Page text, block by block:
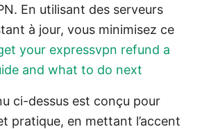
En utilisant des serveurs
à jour, vous minimisez ce
your expressvpn refund a
and what to do next
ci-dessus est conçu pour
pratique, en mettant l’accent